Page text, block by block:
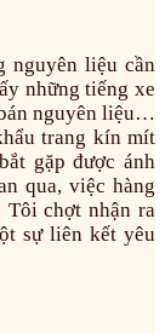
nguyên liệu cần
những tiếng xe
nguyên liệu…
trang kín mít
gặp được ánh
qua, việc hàng
Tôi chợt nhận ra
sự liên kết yêu